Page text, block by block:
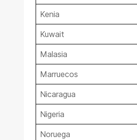
Kenia
Kuwait
Malasia
Marruecos
Nicaragua
Nigeria
Noruega